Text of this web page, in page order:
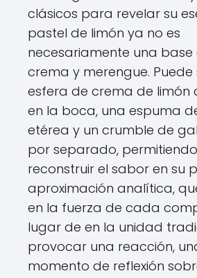
clásicos para revelar su
pastel de limón ya no es
necesariamente una
crema y merengue. Puede
esfera de crema de limón
en la boca, una espuma
etérea y un crumble de
por separado,
reconstruir el sabor en su
aproximación analítica,
en la fuerza de cada
lugar de en la unidad
provocar una reacción,
momento de reflexión